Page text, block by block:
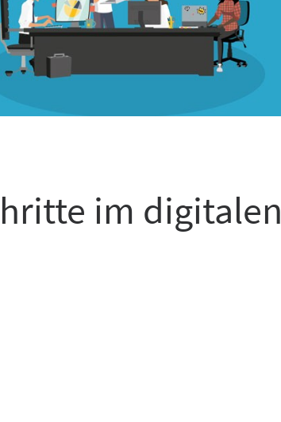
im digitalen